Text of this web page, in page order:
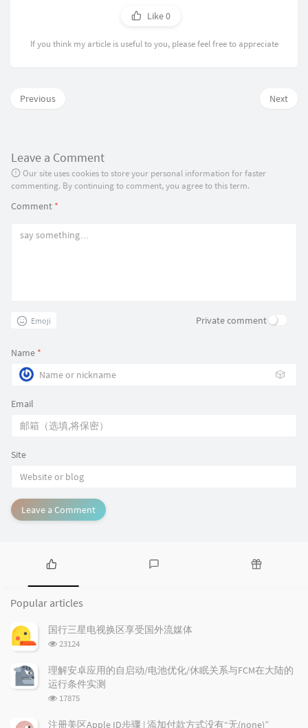
Like0
If you think my article is useful to you, please feel free to appreciate
Next
Previous
Leave a Comment
Our site uses cookies to store your personal information for faster
commenting. By continuing to comment, you agree to this term.
Comment *
Emoji Private comment
Name *
🎲
Email
Site
Leave a Comment
P
p
u
l
r
a
r
i
e
s
c
o
e
a
r
c
Popular articles
国行三星电视换区享受国外流媒体
浏
次
数:
23124
理解安卓应用的自启动/电池优化/休眠关系与FCM在大陆的
运行条件实测
浏
次
17875
注册美区Apple ID步骤 | 添加付款方式没有“无(none)”